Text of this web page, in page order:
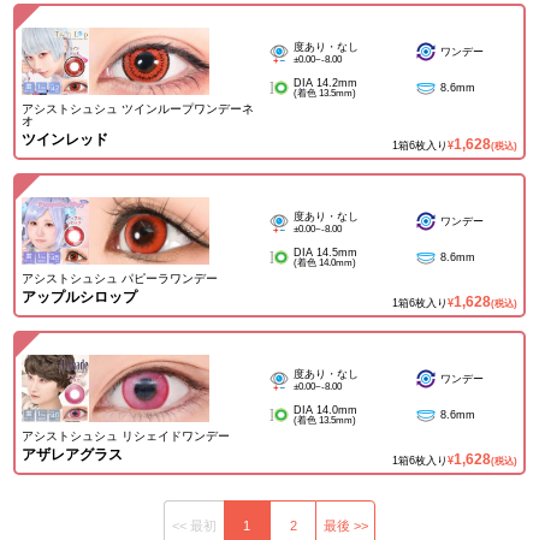
アシストシュシュ ツインループワンデーネ
オ
ツインレッド
度あり・なし
±0.00~-8.00
ワンデー
DIA 14.2mm
(着色 13.5mm) 8.6mm
1箱6枚入り ¥1,628(税込)
アシストシュシュ パピーラワンデー
アップルシロップ
度あり・なし
±0.00~-8.00
ワンデー
DIA 14.5mm
(着色 14.0mm) 8.6mm
1箱6枚入り ¥1,628(税込)
アシストシュシュ リシェイドワンデー
アザレアグラス
度あり・なし
±0.00~-8.00
ワンデー
DIA 14.0mm
(着色 13.5mm) 8.6mm
1箱6枚入り ¥1,628(税込)
<< 最初 1 2 最後 >>